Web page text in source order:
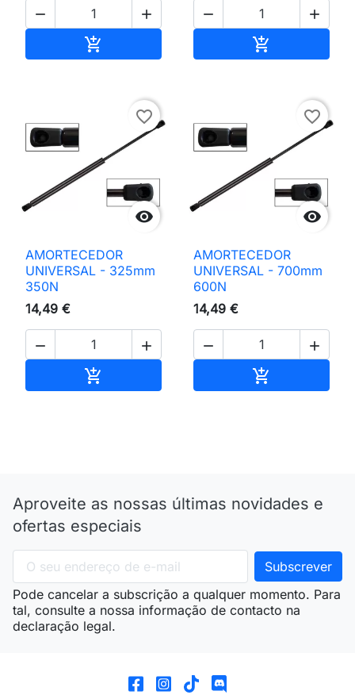
 

 


favorite_border
AMORTECEDOR
UNIVERSAL - 325mm
350N
14,49 €
 


favorite_border
AMORTECEDOR
UNIVERSAL - 700mm
600N
14,49 €
 

Aproveite as nossas últimas novidades e
ofertas especiais
Pode cancelar a subscrição a qualquer momento. Para
tal, consulte a nossa informação de contacto na
declaração legal.